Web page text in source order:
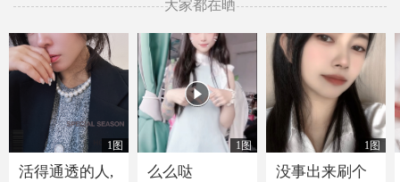
大家都在晒
1图
活得通透的人,
1图

么么哒
1图
没事出来刷个